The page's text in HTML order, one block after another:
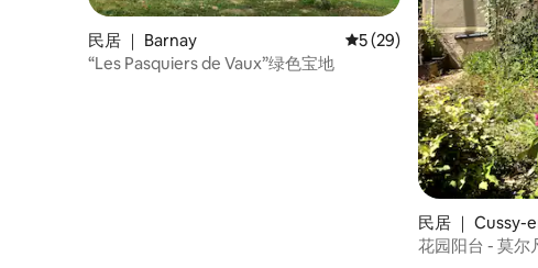
民居 ｜ Barnay 平均评分 5 分（满分 5 分
5 (29)
“Les Pasquiers de Vaux”绿色宝地
民居 ｜ Cussy-
花园阳台 - 莫尔